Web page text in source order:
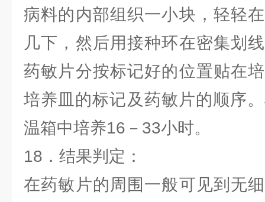
病料的内部组织一小块，轻轻
几下，然后用接种环在密集划
药敏片分按标记好的位置贴在
培养皿的标记及药敏片的顺序
温箱中培养16－33小时。
18．结果判定：
在药敏片的周围一般可见到无